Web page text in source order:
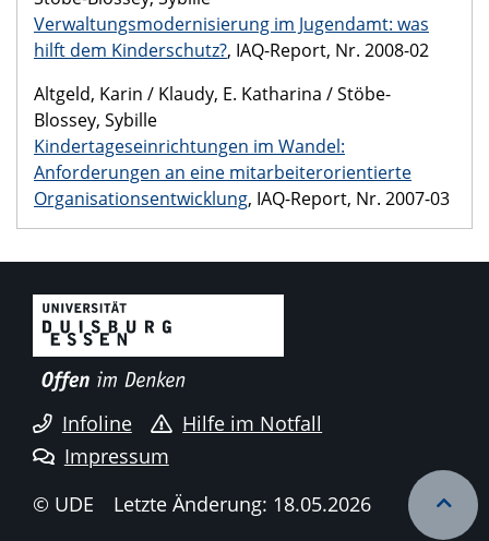
Verwaltungsmodernisierung im Jugendamt: was
hilft dem Kinderschutz?, IAQ-Report, Nr. 2008-02
Altgeld, Karin / Klaudy, E. Katharina / Stöbe-
Blossey, Sybille
Kindertageseinrichtungen im Wandel:
Anforderungen an eine mitarbeiterorientierte
Organisationsentwicklung, IAQ-Report, Nr. 2007-03
Infoline
Hilfe im Notfall
Impressum
© UDE
Letzte Änderung: 18.05.2026